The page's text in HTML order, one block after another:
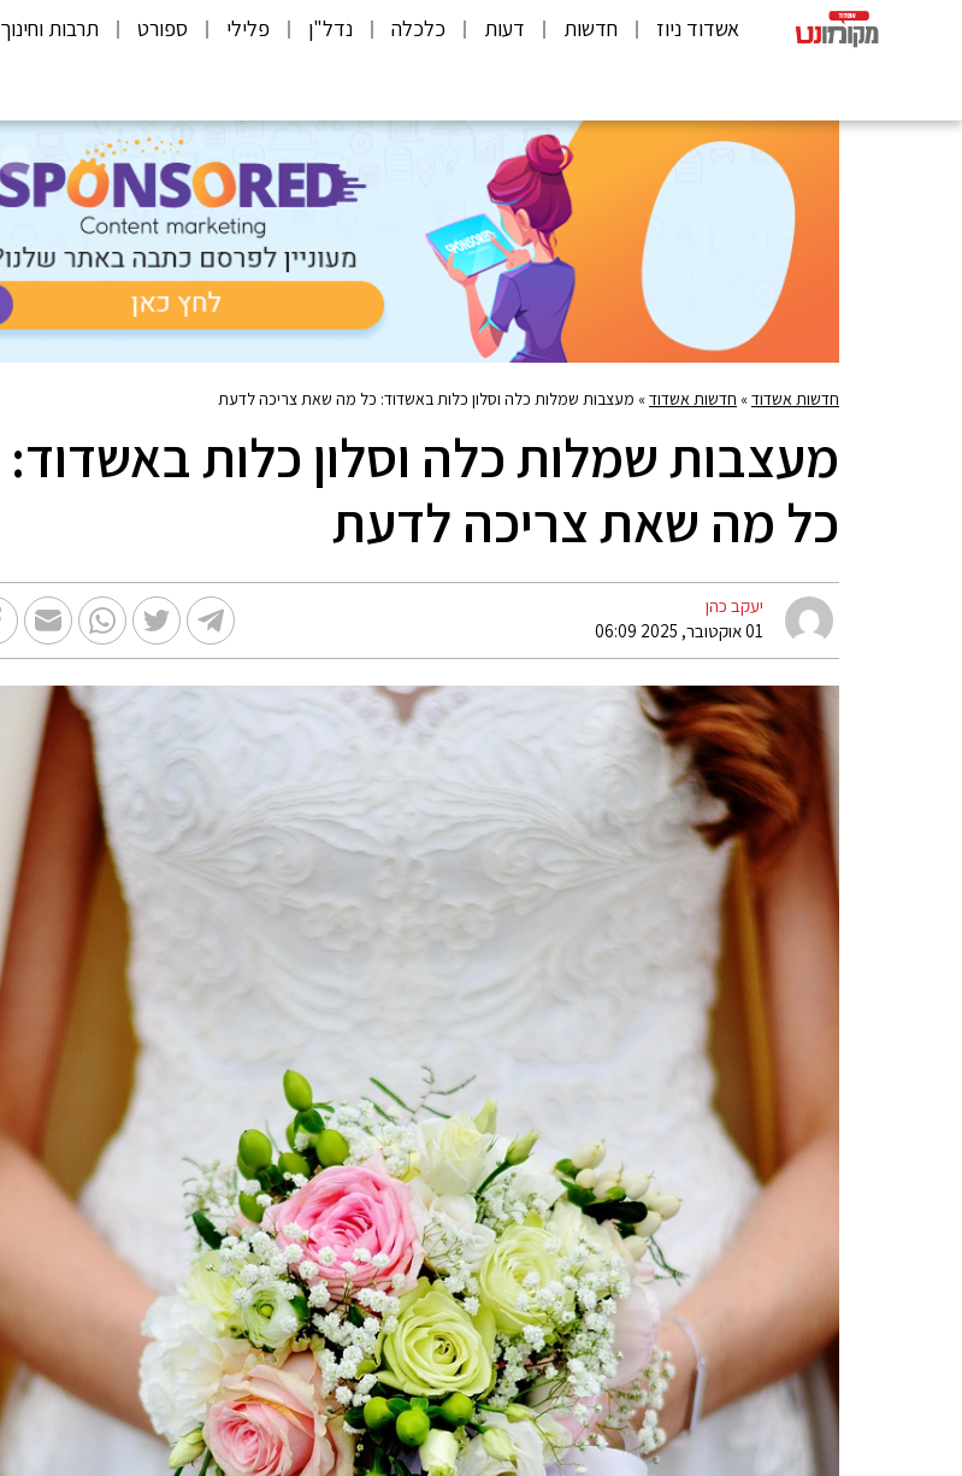
אשדוד ניוז חדשות דעות כלכלה נדל"ן פלילי ספורט תרבות וחינוך
חדשות אשדוד» חדשות אשדוד» מעצבות שמלות כלה וסלון כלות באשדוד: כל מה שאת צריכה לדעת
מעצבות שמלות כלה וסלון כלות באשדוד:
כל מה שאת צריכה לדעת
יעקב כהן
01 אוקטובר, 2025 06:09